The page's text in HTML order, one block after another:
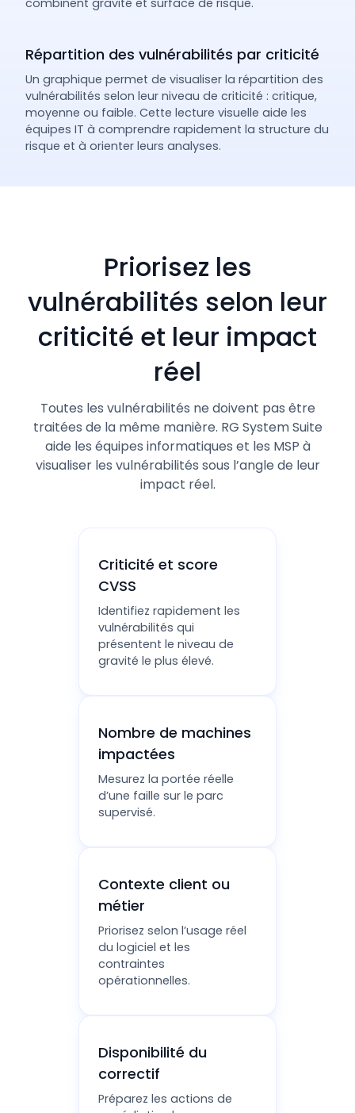
Répartition des vulnérabilités par criticité
Un graphique permet de visualiser la répartition des
vulnérabilités selon leur niveau de criticité : critique,
moyenne ou faible. Cette lecture visuelle aide les
équipes IT à comprendre rapidement la structure du
risque et à orienter leurs analyses.
Priorisez les
vulnérabilités selon leur
criticité et leur impact
réel
Toutes les vulnérabilités ne doivent pas être
traitées de la même manière. RG System Suite
aide les équipes informatiques et les MSP à
visualiser les vulnérabilités sous l’angle de leur
impact réel.
Criticité et score
CVSS
Identifiez rapidement les
vulnérabilités qui
présentent le niveau de
gravité le plus élevé.
Nombre de machines
impactées
Mesurez la portée réelle
d’une faille sur le parc
supervisé.
Contexte client ou
métier
Priorisez selon l’usage réel
du logiciel et les
contraintes
opérationnelles.
Disponibilité du
correctif
Préparez les actions de